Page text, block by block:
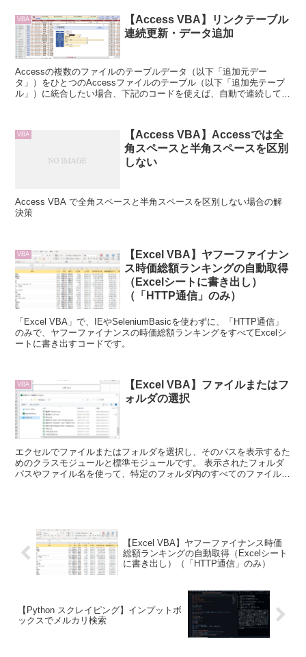
VBA
【Access VBA】リンクテーブル
連続更新・データ追加
Accessの複数のファイルのテーブルデータ（以下「追加元デー
タ」）をひとつのAccessファイルのテーブル（以下「追加先テーブ
ル」）に統合したい場合、下記のコードを使えば、自動で連続して、
VBA
【Access VBA】Accessでは全
角スペースと半角スペースを区別
しない
Access VBA で全角スペースと半角スペースを区別しない場合の解
決策
VBA
【Excel VBA】ヤフーファイナン
ス時価総額ランキングの自動取得
（Excelシートに書き出し）
（「HTTP通信」のみ）
「Excel VBA」で、IEやSeleniumBasicを使わずに、「HTTP通信」
のみで、ヤフーファイナンスの時価総額ランキングをすべてExcelシ
ートに書き出すコードです。
VBA
【Excel VBA】ファイルまたはフ
ォルダの選択
エクセルでファイルまたはフォルダを選択し、そのパスを表示するた
めのクラスモジュールと標準モジュールです。 表示されたフォルダ
パスやファイル名を使って、特定のフォルダ内のすべてのファイルを
【Excel VBA】ヤフーファイナンス時価
総額ランキングの自動取得（Excelシート
に書き出し）（「HTTP通信」のみ）
【Python スクレイピング】インプットボ
ックスでメルカリ検索